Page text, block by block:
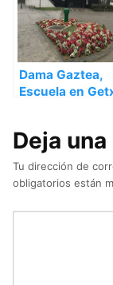
Dama Gaztea,
Escuela en
Deja
Tu dirección de
obligatorios están